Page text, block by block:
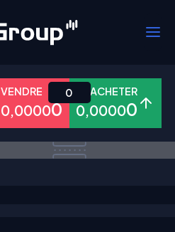
Forex Métaux Actions
VENDRE
0,00000
ACHETER
0,00000
0